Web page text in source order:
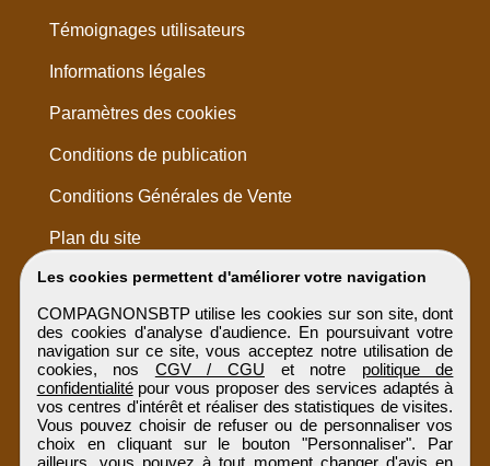
Les cookies permettent d'améliorer votre navigation
COMPAGNONSBTP utilise les cookies sur son site, dont
des cookies d'analyse d'audience. En poursuivant votre
navigation sur ce site, vous acceptez notre utilisation de
cookies, nos CGV / CGU et notre politique de
confidentialitépour vous proposer des services adaptés à
vos centres d'intérêt et réaliser des statistiques de visites.
Vous pouvez choisir de refuser ou de personnaliser vos
choix en cliquant sur le bouton "Personnaliser". Par
ailleurs, vous pouvez à tout moment changer d'avis en
Témoignages utilisateurs
Informations légales
Paramètres des cookies
Conditions de publication
Conditions Générales de Vente
Plan du site